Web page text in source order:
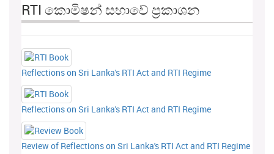
RTI කොමිෂන් සභාවේ ප්‍රකාශන
Reflections on Sri Lanka's RTI Act and RTI Regime
Reflections on Sri Lanka's RTI Act and RTI Regime
Review of Reflections on Sri Lanka's RTI Act and RTI Regime